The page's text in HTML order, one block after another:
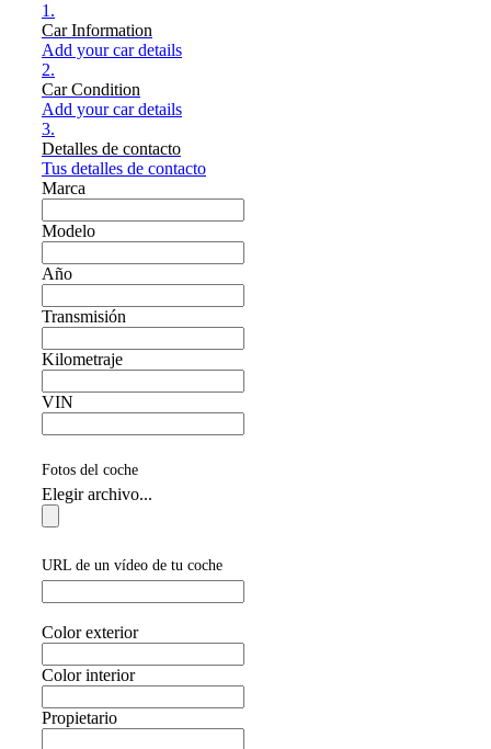
1.
Car Information
Add your car details
2.
Car Condition
Add your car details
3.
Detalles de contacto
Tus detalles de contacto
Marca
Modelo
Año
Transmisión
Kilometraje
VIN
Fotos del coche
Elegir archivo...
URL de un vídeo de tu coche
Color exterior
Color interior
Propietario